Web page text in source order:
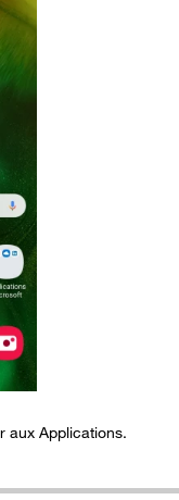
aux Applications.